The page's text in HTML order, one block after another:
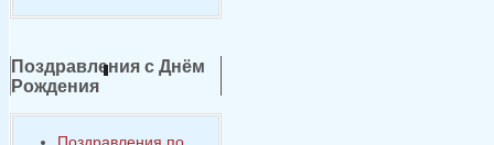
Поздравления с Днём
Рождения